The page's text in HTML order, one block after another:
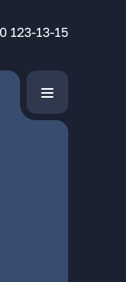
123-13-15